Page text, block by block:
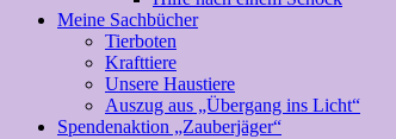
Meine Sachbücher
Tierboten
Krafttiere
Unsere Haustiere
Auszug aus „Übergang ins Licht“
Spendenaktion „Zauberjäger“